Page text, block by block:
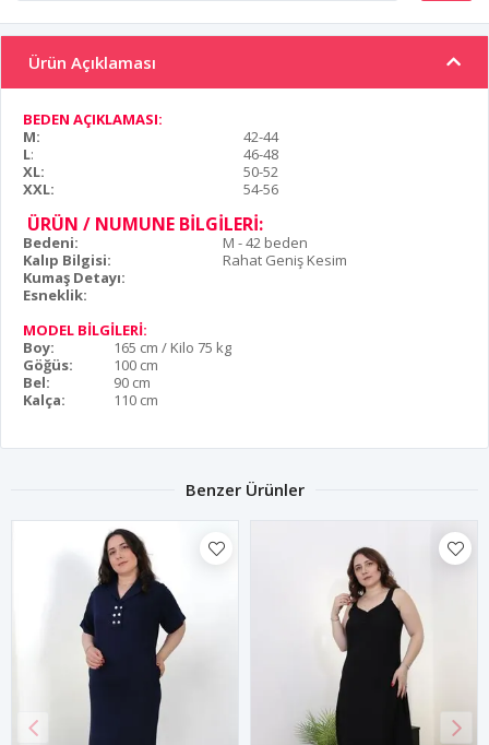
Ürün Açıklaması
BEDEN AÇIKLAMASI:
M:
42-44
L:
46-48
XL:
50-52
XXL:
54-56
ÜRÜN / NUMUNE BİLGİLERİ:
Bedeni:
M - 42 beden
Kalıp Bilgisi:
Rahat Geniş Kesim
Kumaş Detayı:
Esneklik:
MODEL BİLGİLERİ:
Boy:
165 cm / Kilo 75 kg
Göğüs:
100 cm
Bel:
90 cm
Kalça:
110 cm
Benzer Ürünler